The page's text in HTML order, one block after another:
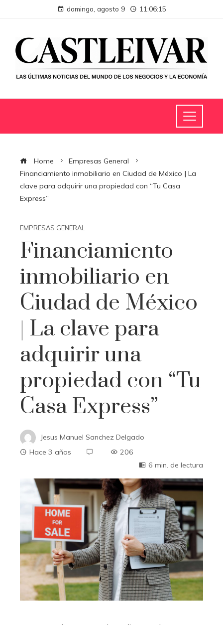
domingo, agosto 9 11:06:16
Home
Empresas General
Financiamiento inmobiliario en Ciudad de México | La
clave para adquirir una propiedad con “Tu Casa
Express”
EMPRESAS GENERAL
Financiamiento
inmobiliario en
Ciudad de México
| La clave para
adquirir una
propiedad con “Tu
Casa Express”
Jesus Manuel Sanchez Delgado
Hace 3 años
206
6 min. de lectura